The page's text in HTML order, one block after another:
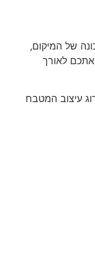
של המיקום,
לאורך
עיצוב המטבח